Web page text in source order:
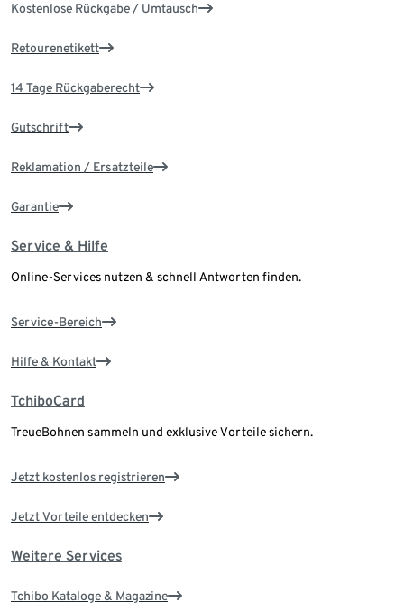
Kostenlose Rückgabe / Umtausch
Retourenetikett
14 Tage Rückgaberecht
Gutschrift
Reklamation / Ersatzteile
Garantie
Service & Hilfe
Online-Services nutzen & schnell Antworten finden.
Service-Bereich
Hilfe & Kontakt
TchiboCard
TreueBohnen sammeln und exklusive Vorteile sichern.
Jetzt kostenlos registrieren
Jetzt Vorteile entdecken
Weitere Services
Tchibo Kataloge & Magazine